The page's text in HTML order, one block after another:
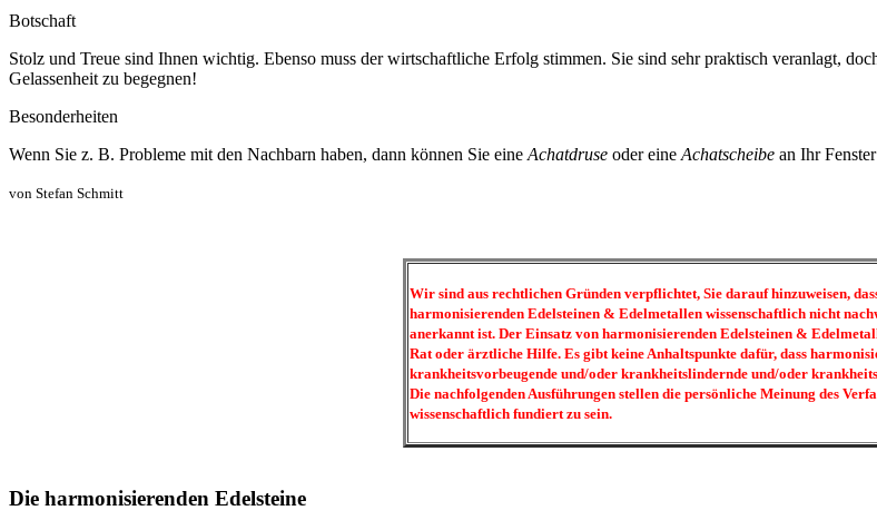
Botschaft
Stolz und Treue sind Ihnen wichtig. Ebenso muss der wirtschaftliche Erfolg stimmen. Sie sind sehr praktisch veranlagt,
Gelassenheit zu begegnen!
Besonderheiten
Wenn Sie z. B. Probleme mit den Nachbarn haben, dann können Sie eine Achatdruse oder eine Achatscheibe an Ihr
von Stefan Schmitt
Wir sind aus rechtlichen Gründen verpflichtet, Sie darauf hinzuweisen,
harmonisierenden Edelsteinen & Edelmetallen wissenschaftlich nicht
anerkannt ist. Der Einsatz von harmonisierenden Edelsteinen &
Rat oder ärztliche Hilfe. Es gibt keine Anhaltspunkte dafür, dass
krankheitsvorbeugende und/oder krankheitslindernde und/oder
Die nachfolgenden Ausführungen stellen die persönliche Meinung des
wissenschaftlich fundiert zu sein.
Die harmonisierenden Edelsteine